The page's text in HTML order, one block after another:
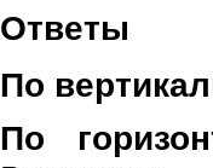
Ответы
По
По